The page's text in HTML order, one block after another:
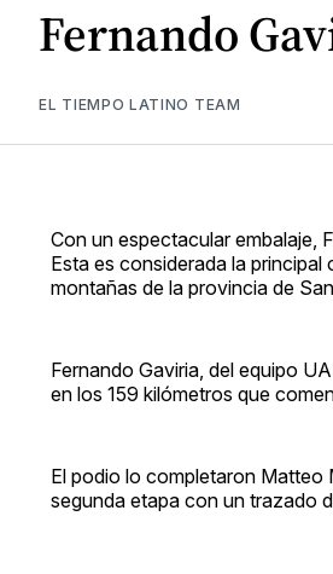
Fernando
EL TIEMPO LATINO TEAM
Con un espectacular embalaje,
Esta es considerada la
montañas de la provincia de
Fernando Gaviria, del equipo
en los 159 kilómetros que
El podio lo completaron Matteo
segunda etapa con un trazado